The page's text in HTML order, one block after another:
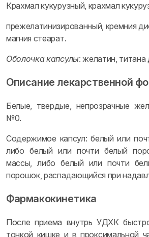
Крахмал кукурузный, крахмал
прежелатинизированный, кремния
магния стеарат.
Оболочка капсулы: желатин, титана
Описание лекарственной
Белые, твердые, непрозрачные
№0.
Содержимое капсул: белый или
либо белый или почти белый
массы, либо белый или почти
порошок, распадающийся при
Фармакокинетика
После приема внутрь УДХК
тонкой кишке и в проксимальной